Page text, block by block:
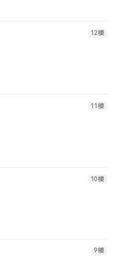
12楼
11楼
10楼
9楼